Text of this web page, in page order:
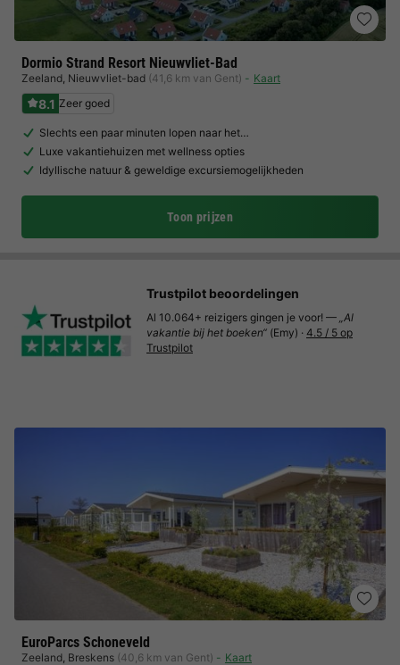
Dormio Strand Resort Nieuwvliet-Bad
Zeeland, Nieuwvliet-bad (41,6 km van Gent) Kaart
8.1 Zeer goed
Slechts een paar minuten lopen naar het…
Luxe vakantiehuizen met wellness opties
Idyllische natuur & geweldige excursiemogelijkheden
Toon prijzen
EuroParcs Schoneveld
Zeeland, Breskens (40,6 km van Gent) Kaart
Trustpilot beoordelingen
Al 10.064+ reizigers gingen je voor! — „Al
vakantie bij het boeken“ (Emy) · 4.5 / 5 op
Trustpilot